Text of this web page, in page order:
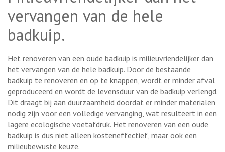
vervangen van de hele
badkuip.
Het renoveren van een oude badkuip is milieuvriendelijker dan
het vervangen van de hele badkuip. Door de bestaande
badkuip te renoveren en op te knappen, wordt er minder afval
geproduceerd en wordt de levensduur van de badkuip verlengd.
Dit draagt bij aan duurzaamheid doordat er minder materialen
nodig zijn voor een volledige vervanging, wat resulteert in een
lagere ecologische voetafdruk. Het renoveren van een oude
badkuip is dus niet alleen kosteneffectief, maar ook een
milieubewuste keuze.